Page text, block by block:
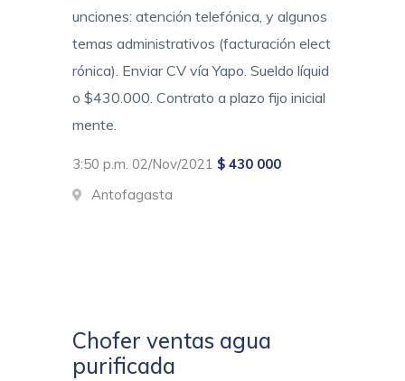
unciones: atención telefónica, y algunos
temas administrativos (facturación elect
rónica). Enviar CV vía Yapo. Sueldo líquid
o $430.000. Contrato a plazo fijo inicial
mente.
3:50 p.m. 02/Nov/2021 $ 430 000
Antofagasta
Chofer ventas agua
purificada